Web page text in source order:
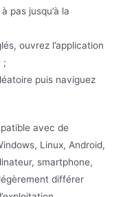
pas jusqu’à la
ouvrez l’application
;
puis naviguez
avec de
Linux, Android,
smartphone,
différer